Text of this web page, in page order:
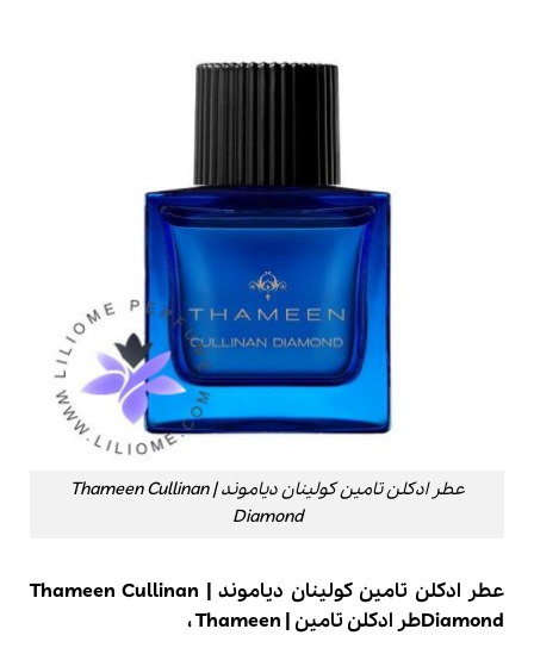
عطر ادکلن تامین کولینان دیاموند | Thameen Cullinan
Diamond
عطر ادکلن تامین کولینان دیاموند | Thameen Cullinan
Diamondطر ادکلن تامین | Thameen ،